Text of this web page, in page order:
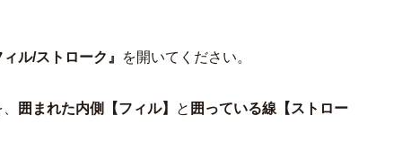
ィル/ストローク』 を開いてください。
囲まれた内側【フィル】 と 囲っている線【ストロー